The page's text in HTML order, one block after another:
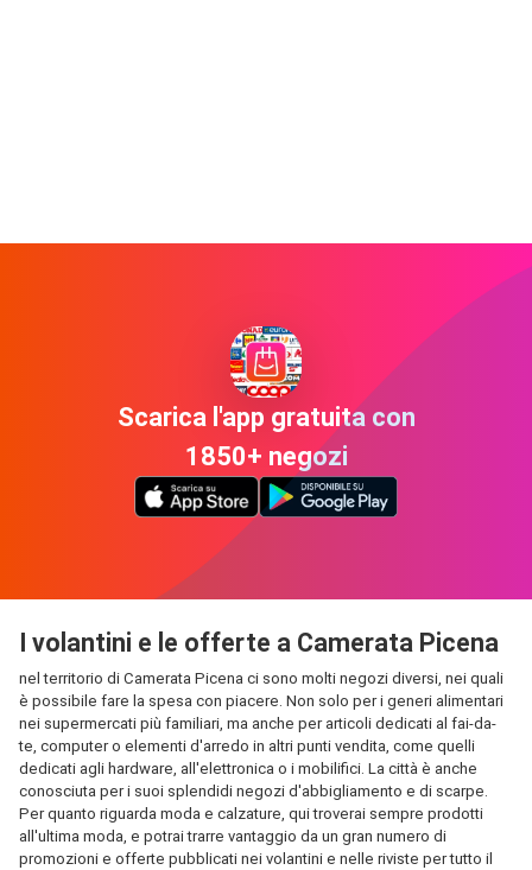
Scarica l'app gratuita con
1850+ negozi
I volantini e le offerte a Camerata Picena
nel territorio di Camerata Picena ci sono molti negozi diversi, nei quali
è possibile fare la spesa con piacere. Non solo per i generi alimentari
nei supermercati più familiari, ma anche per articoli dedicati al fai-da-
te, computer o elementi d'arredo in altri punti vendita, come quelli
dedicati agli hardware, all'elettronica o i mobilifici. La città è anche
conosciuta per i suoi splendidi negozi d'abbigliamento e di scarpe.
Per quanto riguarda moda e calzature, qui troverai sempre prodotti
all'ultima moda, e potrai trarre vantaggio da un gran numero di
promozioni e offerte pubblicati nei volantini e nelle riviste per tutto il